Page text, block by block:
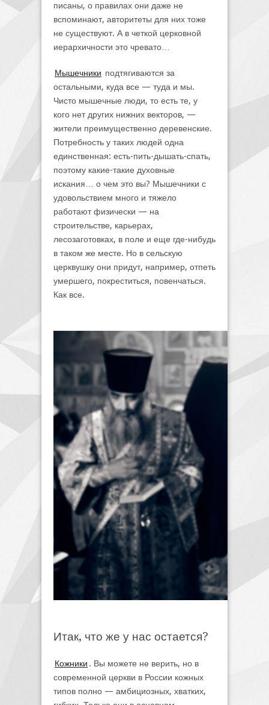
писаны, о правилах они даже не
вспоминают, авторитеты для них тоже
не существуют. А в четкой церковной
иерархичности это чревато…
Мышечники подтягиваются за
остальными, куда все — туда и мы.
Чисто мышечные люди, то есть те, у
кого нет других нижних векторов, —
жители преимущественно деревенские.
Потребность у таких людей одна
единственная: есть-пить-дышать-спать,
поэтому какие-такие духовные
искания… о чем это вы? Мышечники с
удовольствием много и тяжело
работают физически — на
строительстве, карьерах,
лесозаготовках, в поле и еще где-нибудь
в таком же месте. Но в сельскую
церквушку они придут, например, отпеть
умершего, покреститься, повенчаться.
Как все.
Итак, что же у нас остается?
Кожники . Вы можете не верить, но в
современной церкви в России кожных
типов полно — амбициозных, хватких,